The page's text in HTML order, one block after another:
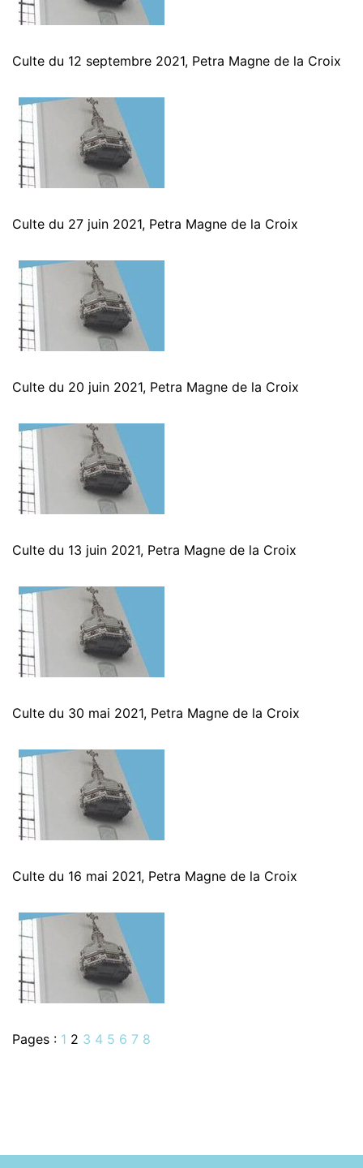
Culte du 12 septembre 2021, Petra Magne de la Croix
Culte du 27 juin 2021, Petra Magne de la Croix
Culte du 20 juin 2021, Petra Magne de la Croix
Culte du 13 juin 2021, Petra Magne de la Croix
Culte du 30 mai 2021, Petra Magne de la Croix
Culte du 16 mai 2021, Petra Magne de la Croix
Pages : 1 2 3 4 5 6 7 8